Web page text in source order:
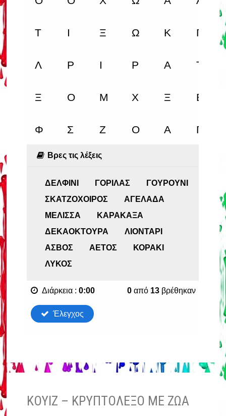
ΚΟΥΊΖ – ΚΡΥΠΤΌΛΕΞΟ ΜΕ ΖΏΑ